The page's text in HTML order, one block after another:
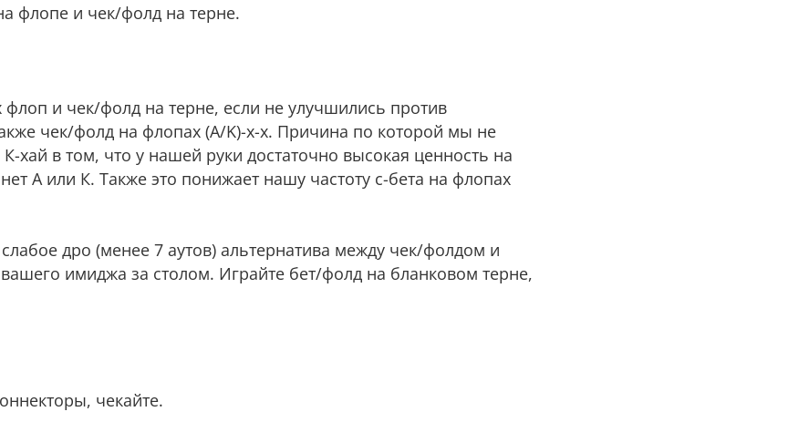
флопе и чек/фолд на терне.
флоп и чек/фолд на терне, если не улучшились против
чек/фолд на флопах (A/K)-x-x. Причина по которой мы не
хай в том, что у нашей руки достаточно высокая ценность на
А или К. Также это понижает нашу частоту с-бета на флопах
слабое дро (менее 7 аутов) альтернатива между чек/фолдом и
имиджа за столом. Играйте бет/фолд на бланковом терне,
чекайте.